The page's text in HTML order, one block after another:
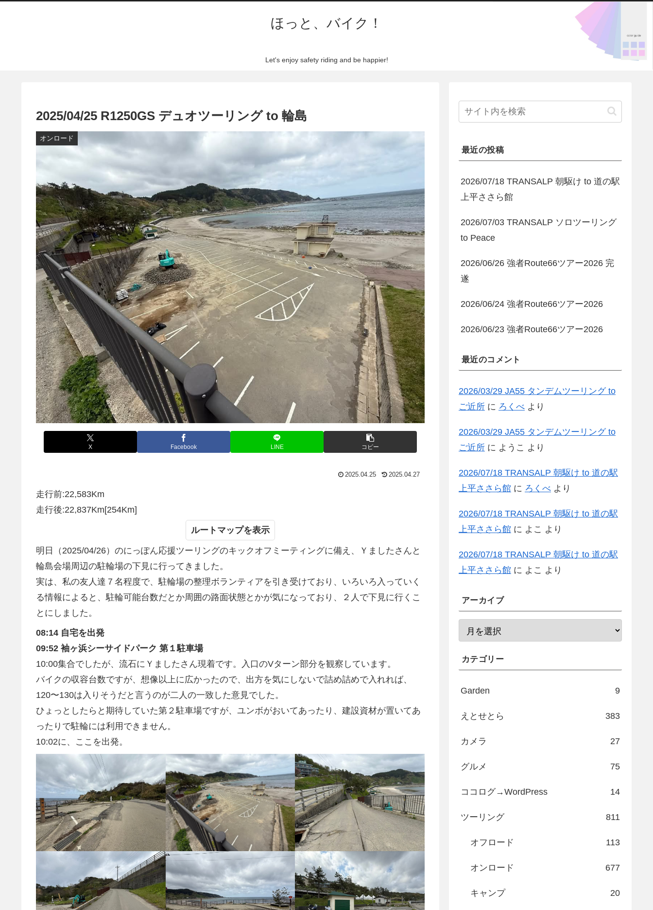
ほっと、バイク！
Let's enjoy safety riding and be happier!
2025/04/25 R1250GS デュオツーリング to 輪島
オンロード
X Facebook LINE コピー
2025.04.25 2025.04.27
走行前:22,583Km
走行後:22,837Km[254Km]
ルートマップ
明日（2025/04/26）のにっぽん応援ツーリングのキックオフミーティングに備え、Ｙましたさんと
輪島会場周辺の駐輪場の下見に行ってきました。
実は、私の友人達７名程度で、駐輪場の整理ボランティアを引き受けており、いろいろ入っていく
る情報によると、駐輪可能台数だとか周囲の路面状態とかが気になっており、２人で下見に行くこ
とにしました。
08:14 自宅を出発
09:52 袖ヶ浜シーサイドパーク 第１駐車場
10:00集合でしたが、流石にＹましたさん現着です。入口のVターン部分を観察しています。
バイクの収容台数ですが、想像以上に広かったので、出方を気にしないで詰め詰めで入れれば、
120〜130は入りそうだと言うのが二人の一致した意見でした。
ひょっとしたらと期待していた第２駐車場ですが、ユンボがおいてあったり、建設資材が置いてあ
ったりで駐輪には利用できません。
10:02に、ここを出発。
最近の投稿
2026/07/18 TRANSALP 朝駆け to 道の駅
上平ささら館
2026/07/03 TRANSALP ソロツーリング
to Peace
2026/06/26 強者Route66ツアー2026 完
遂
2026/06/24 強者Route66ツアー2026
2026/06/23 強者Route66ツアー2026
最近のコメント
2026/03/29 JA55 タンデムツーリング to
ご近所 に ろくべ より
2026/03/29 JA55 タンデムツーリング to
ご近所 に ようこ より
2026/07/18 TRANSALP 朝駆け to 道の駅
上平ささら館 に ろくべ より
2026/07/18 TRANSALP 朝駆け to 道の駅
上平ささら館 に よこ より
2026/07/18 TRANSALP 朝駆け to 道の駅
上平ささら館 に よこ より
アーカイブ
カテゴリー
Garden 9
えとせとら 383
カメラ 27
グルメ 75
ココログ→WordPress 14
ツーリング 811
オフロード 113
オンロード 677
キャンプ 20